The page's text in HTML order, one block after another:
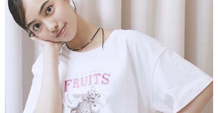
1.分期款項不併入電信帳單，「大哥付你分期」於每月結算日後寄送繳費提
醒簡訊。
2.透過簡訊連結打開帳單後，可選擇「超商條碼／台灣大直營門市／銀行轉
帳／街口支付／iPASS MONEY」等通路繳費。
【注意事項】
1.本服務係由「台灣大哥大股份有限公司」（以下簡稱本公司）所提供，讓
用戶於交易時，得透過本服務購買商品或服務，並由商店將買賣／分期付款
買賣價金債權讓與本公司後，依約使用本公司帳單繳交帳款。
2.基於同意付款使用「大哥付你分期」之契約關係目的，商店將以您的個人
資料（包含姓名、電話或地址）提供予台灣大哥大進項蒐集、處理及利用，
由本公司與您本人進行分期帳單所需資料之確認、核對及更正。
3.完整用戶服務條款，請詳閱以下連結：
https://oppay.tw/userRule
【「AFTEE先享後付」結帳流程】
１．於結帳方式選擇「AFTEE先享後付」後，將跳轉至「AFTEE先享後付」
結帳頁面，進行簡訊認證並確認金額後，即可完成結帳。
２．訂單成立數日內，您將收到繳費通知簡訊。
３．收到繳費通知簡訊後14天內，點擊此簡訊中的連結，可透過四大超商／
ATM／網路銀行／等多元方式進行付款，方視為交易完成。
※ 請注意：結帳手續完成當下不需立刻繳費，但若您需要取消訂單，請聯絡
購買商品的店家。未經商家同意取消之訂單仍視為有效，需透過AFTEE先享
後付繳納相關費用。
※ 交易是否成功請以「AFTEE先享後付 」之結帳頁面顯示為準，若有關於
是否繳費成功／繳費後需取消欲退款等相關疑問，請聯繫「AFTEE先享後付
客戶支援中心」
https://netprotections.freshdesk.com/support/home
每筆NT$60，滿NT$388(含以上)免運費
全家純取貨
每筆NT$60，滿NT$388(含以上)免運費
萊爾富取貨付款
每筆NT$60，滿NT$888(含以上)免運費
萊爾富純取貨
每筆NT$60，滿NT$888(含以上)免運費